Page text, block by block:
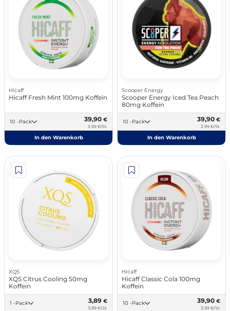
Hicaff
Hicaff Fresh Mint 100mg Koffein
10 -Pack 39,90 €
3,99 €/St.
In den Warenkorb
Scooper Energy
Scooper Energy Iced Tea Peach
80mg Koffein
10 -Pack 39,90 €
3,99 €/St.
In den Warenkorb
XQS
XQS Citrus Cooling 50mg
Koffein
1 -Pack 3,89 €
3,89 €/St.
Hicaff
Hicaff Classic Cola 100mg
Koffein
10 -Pack 39,90 €
3,99 €/St.